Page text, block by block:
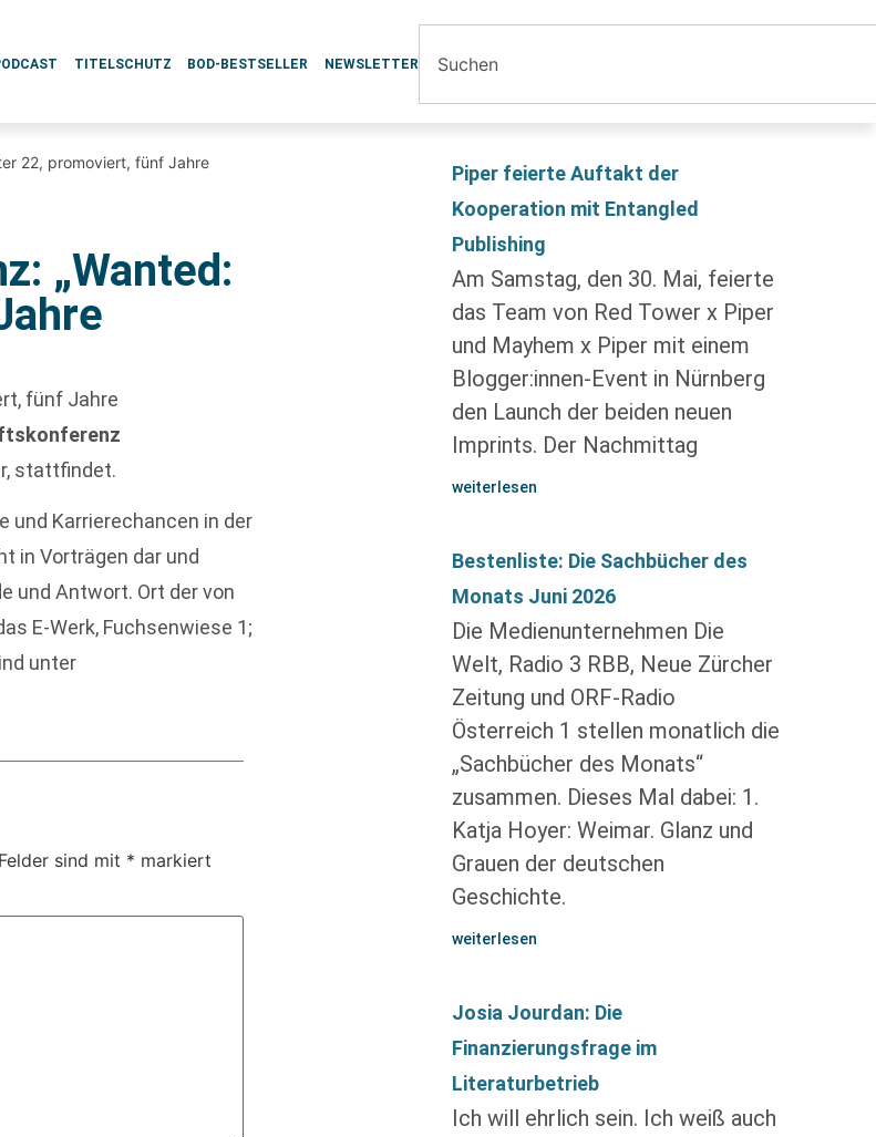
TITELSCHUTZ BOD-BESTSELLER NEWSLETTER
22, promoviert, fünf Jahre
„Wanted:
fünf Jahre
stattfindet.
und Karrierechancen in der
in Vorträgen dar und
und Antwort. Ort der von
E-Werk, Fuchsenwiese 1;
unter
sind mit * markiert
Piper feierte Auftakt der
Kooperation mit Entangled
Publishing
Am Samstag, den 30. Mai, feierte
das Team von Red Tower x Piper
und Mayhem x Piper mit einem
Blogger:innen-Event in Nürnberg
den Launch der beiden neuen
Imprints. Der Nachmittag
weiterlesen
Bestenliste: Die Sachbücher des
Monats Juni 2026
Die Medienunternehmen Die
Welt, Radio 3 RBB, Neue Zürcher
Zeitung und ORF-Radio
Österreich 1 stellen monatlich die
„Sachbücher des Monats“
zusammen. Dieses Mal dabei: 1.
Katja Hoyer: Weimar. Glanz und
Grauen der deutschen
Geschichte.
weiterlesen
Josia Jourdan: Die
Finanzierungsfrage im
Literaturbetrieb
Ich will ehrlich sein. Ich weiß auch